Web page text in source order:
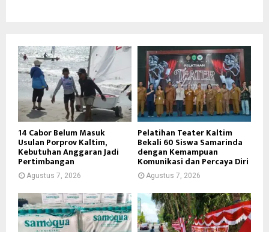
14 Cabor Belum Masuk
Usulan Porprov Kaltim,
Kebutuhan Anggaran Jadi
Pertimbangan
Agustus 7, 2026
Pelatihan Teater Kaltim
Bekali 60 Siswa Samarinda
dengan Kemampuan
Komunikasi dan Percaya Diri
Agustus 7, 2026